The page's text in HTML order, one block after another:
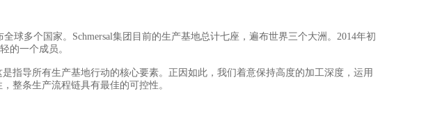
球多个国家。Schmersal集团目前的生产基地总计七座，遍布世界三个大洲。2014年初
的一个成员。
指导所有生产基地行动的核心要素。正因如此，我们着意保持高度的加工深度，运用
整条生产流程链具有最佳的可控性。